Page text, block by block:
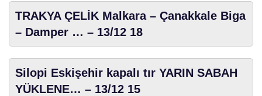
TRAKYA ÇELİK Malkara – Çanakkale Biga
– Damper … – 13/12 18
Silopi Eskişehir kapalı tır YARIN SABAH
YÜKLENE… – 13/12 15